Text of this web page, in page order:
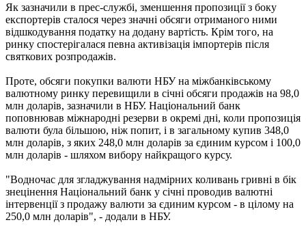
Як зазначили в прес-службі, зменшення пропозиції з боку
експортерів сталося через значні обсяги отриманого ними
відшкодування податку на додану вартість. Крім того, на
ринку спостерігалася певна активізація імпортерів після
святкових розпродажів.
Проте, обсяги покупки валюти НБУ на міжбанківському
валютному ринку перевищили в січні обсяги продажів на 98,0
млн доларів, зазначили в НБУ. Національний банк
поповнював міжнародні резерви в окремі дні, коли пропозиція
валюти була більшою, ніж попит, і в загальному купив 348,0
млн доларів, з яких 248,0 млн доларів за єдиним курсом і 100,0
млн доларів - шляхом вибору найкращого курсу.
"Водночас для згладжування надмірних коливань гривні в бік
знецінення Національний банк у січні проводив валютні
інтервенції з продажу валюти за єдиним курсом - в цілому на
250,0 млн доларів", - додали в НБУ.